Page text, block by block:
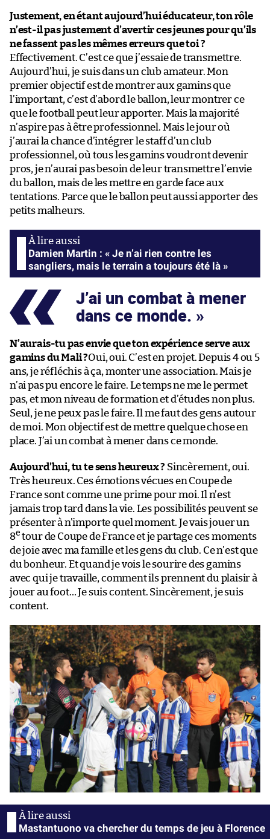
Justement, en étant aujourd’hui éducateur, ton rôle
n’est-il pas justement d’avertir ces jeunes pour qu’ils
ne fassent pas les mêmes erreurs que toi ?
Effectivement. C’est ce que j’essaie de transmettre.
Aujourd’hui, je suis dans un club amateur. Mon
premier objectif est de montrer aux gamins que
l’important, c’est d’abord le ballon, leur montrer ce
que le football peut leur apporter. Mais la majorité
n’aspire pas à être professionnel. Mais le jour où
j’aurai la chance d’intégrer le staff d’un club
professionnel, où tous les gamins voudront devenir
pros, je n’aurai pas besoin de leur transmettre l’envie
du ballon, mais de les mettre en garde face aux
tentations. Parce que le ballon peut aussi apporter des
petits malheurs.
Damien Martin : « Je n’ai rien contre les
sangliers, mais le terrain a toujours été là »
J’ai un combat à mener
dans ce monde.
N’aurais-tu pas envie que ton expérience serve aux
gamins du Mali ?Oui, oui. C’est en projet. Depuis 4 ou 5
ans, je réfléchis à ça, monter une association. Mais je
n’ai pas pu encore le faire. Le temps ne me le permet
pas, et mon niveau de formation et d’études non plus.
Seul, je ne peux pas le faire. Il me faut des gens autour
de moi. Mon objectif est de mettre quelque chose en
place. J’ai un combat à mener dans ce monde.
Aujourd’hui, tu te sens heureux ? Sincèrement, oui.
Très heureux. Ces émotions vécues en Coupe de
France sont comme une prime pour moi. Il n’est
jamais trop tard dans la vie. Les possibilités peuvent se
présenter à n’importe quel moment. Je vais jouer un
8e tour de Coupe de France et je partage ces moments
de joie avec ma famille et les gens du club. Ce n’est que
du bonheur. Et quand je vois le sourire des gamins
avec qui je travaille, comment ils prennent du plaisir à
jouer au foot… Je suis content. Sincèrement, je suis
content.
Mastantuono va chercher du temps de jeu à Florence